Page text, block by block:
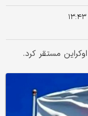
مستقر کرد.